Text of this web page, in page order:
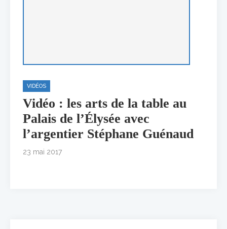
VIDÉOS
Vidéo : les arts de la table au
Palais de l’Élysée avec
l’argentier Stéphane Guénaud
23 mai 2017